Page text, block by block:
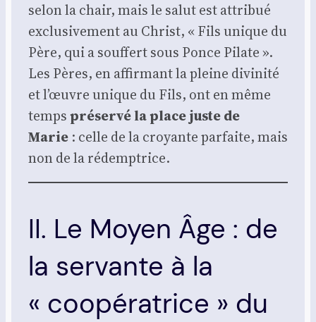
selon la chair, mais le salut est attri­bué
exclu­si­ve­ment au Christ, « Fils unique du
Père, qui a souf­fert sous Ponce Pilate ».
Les Pères, en affir­mant la pleine divi­ni­té
et l’œuvre unique du Fils, ont en même
tempspré­ser­vé la place juste de
Marie : celle de la croyante par­faite, mais
non de la rédemp­trice.
II. Le Moyen Âge : de
la servante à la
« coopératrice » du